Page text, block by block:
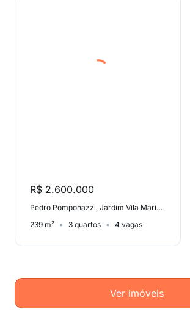
R$ 2.600.000
Pedro Pomponazzi, Jardim Vila Mariana
239 m²
3 quartos 4 vagas
Ver imóveis